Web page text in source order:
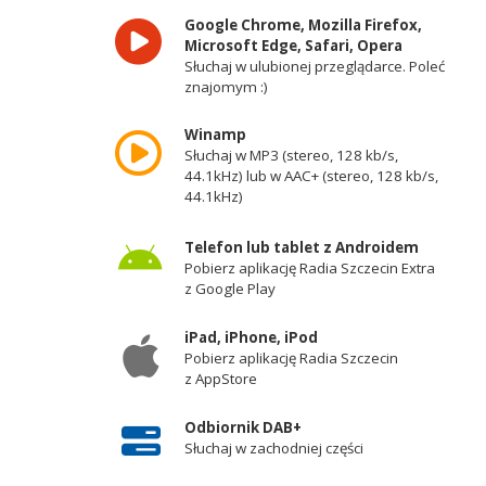
Google Chrome, Mozilla Firefox,
Microsoft Edge, Safari, Opera
Słuchaj w ulubionej przeglądarce. Poleć
znajomym :)
Winamp
Słuchaj w MP3 (stereo, 128 kb/s,
44.1kHz) lub w AAC+ (stereo, 128 kb/s,
44.1kHz)
Telefon lub tablet z Androidem
Pobierz aplikację Radia Szczecin Extra
z Google Play
iPad, iPhone, iPod
Pobierz aplikację Radia Szczecin
z AppStore
Odbiornik DAB+
Słuchaj w zachodniej części